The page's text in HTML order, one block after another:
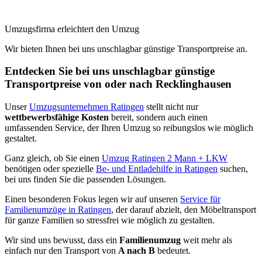
Umzugsfirma erleichtert den Umzug
Wir bieten Ihnen bei uns unschlagbar günstige Transportpreise an.
Entdecken Sie bei uns unschlagbar günstige
Transportpreise von oder nach Recklinghausen
UnserUmzugsunternehmen Ratingen stellt nicht nur
wettbewerbsfähige Kosten bereit, sondern auch einen
umfassenden Service, der Ihren Umzug so reibungslos wie möglich
gestaltet.
Ganz gleich, ob Sie einen Umzug Ratingen 2 Mann + LKW
benötigen oder spezielle Be- und Entladehilfe in Ratingen suchen,
bei uns finden Sie die passenden Lösungen.
Einen besonderen Fokus legen wir auf unseren Service für
Familienumzüge in Ratingen, der darauf abzielt, den Möbeltransport
für ganze Familien so stressfrei wie möglich zu gestalten.
Wir sind uns bewusst, dass ein Familienumzug weit mehr als
einfach nur den Transport von A nach B bedeutet.